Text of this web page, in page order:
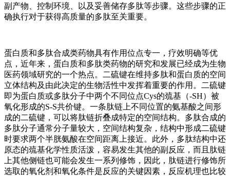
副产物、控制环境、以及妥善储存多肽等步骤。这些步骤的正
确执行对于获得高质量的多肽至关重要。
蛋白质和多肽合成类药物具有作用位点专一，疗效明确等优
点，近年来，蛋白质和多肽类药物的研究和发展已经成为生物
医药领域研究的一个热点。二硫键在维持多肽和蛋白质的空间
立体结构及由此决定的生物活性中发挥着重要的作用。二硫键
即为蛋白质或多肽分子中两个不同位点Cys的巯基（-SH）被
氧化形成的S-S共价键。一条肽链上不同位置的氨基酸之间形
成的二硫键，可以将肽链折叠成特定的空间结构。多肽合成的
多肽分子通常分子量较大，空间结构复杂，结构中形成二硫键
时要求两个半胱氨酸在空间距离上接近。此外，多肽结构中还
原态的巯基化学性质活泼，容易发生其他的副反应，而且肽链
上其他侧链也可能会发生一系列修饰，因此，肽链进行修饰所
选取的氧化剂和氧化条件是反应的关键因素，反应机理也比较